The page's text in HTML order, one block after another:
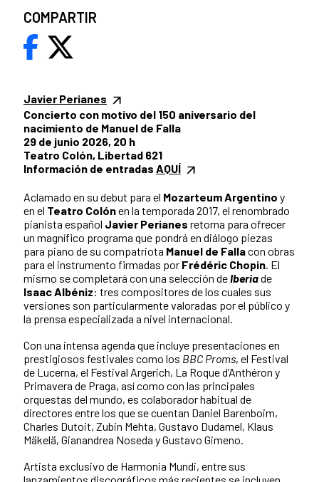
Javier Perianes
Concierto con motivo del 150 aniversario del
nacimiento de Manuel de Falla
29 de junio 2026, 20 h
Teatro Colón, Libertad 621
Información de entradas AQUÍ
Aclamado en su debut para el Mozarteum Argentino y
en el Teatro Colónen la temporada 2017, el renombrado
pianista español Javier Perianes retorna para ofrecer
un magnífico programa que pondrá en diálogo piezas
para piano de su compatriota Manuel de Fallacon obras
para el instrumento firmadas por Frédéric Chopin. El
mismo se completará con una selección deIberiade
Isaac Albéniz: tres compositores de los cuales sus
versiones son particularmente valoradas por el público y
la prensa especializada a nivel internacional.
Con una intensa agenda que incluye presentaciones en
prestigiosos festivales como los BBC Proms, el Festival
de Lucerna, el Festival Argerich, La Roque d’Anthéron y
Primavera de Praga, así como con las principales
orquestas del mundo, es colaborador habitual de
directores entre los que se cuentan Daniel Barenboim,
Charles Dutoit, Zubin Mehta, Gustavo Dudamel, Klaus
Mäkelä, Gianandrea Noseda y Gustavo Gimeno.
Artista exclusivo de Harmonia Mundi, entre sus
COMPARTIR